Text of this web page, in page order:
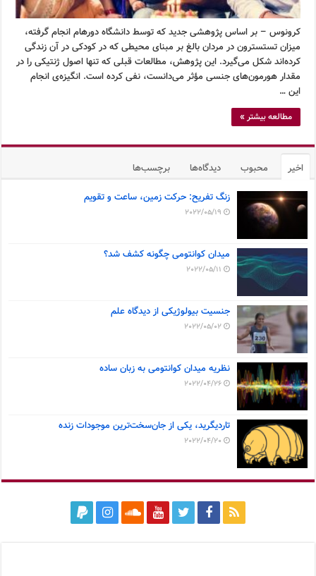
کرونوس – بر اساس پژوهشی جدید که توسط دانشگاه دورهام انجام گرفته،
میزان تستسترون در مردان بالغ بر مبنای محیطی که در کودکی در آن زندگی
کرده‌اند شکل می‌گیرد. این پژوهش، مطالعات قبلی که تنها اصول ژنتیکی را در
مقدار هورمون‌های جنسی مؤثر می‌دانست، نفی کرده است. انگیزه‌ی انجام
این …
مطالعه بیشتر »
اخیر محبوب دیدگاه‌ها برچسب‌ها
زنگ تفریح: حرکت زمین، ساعت و تقویم
2022/05/19
میدان کوانتومی چگونه کشف شد؟
2022/05/11
جنسیت بیولوژیکی از دیدگاه علم
2022/05/02
نظریه میدان کوانتومی به زبان ساده
2022/04/26
تاردیگرید، یکی از جان‌سخت‌ترین موجودات زنده
2022/04/20